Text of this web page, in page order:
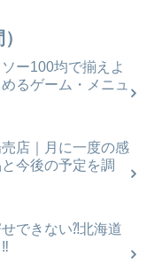
ー100均で揃えよ
るゲーム・メニュ
売店｜月に一度の感
今後の予定を調
できない⁈北海道